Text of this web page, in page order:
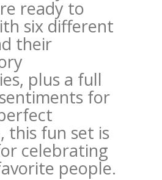
ready to
six different
their
plus a full
for
this fun set is
celebrating
people.